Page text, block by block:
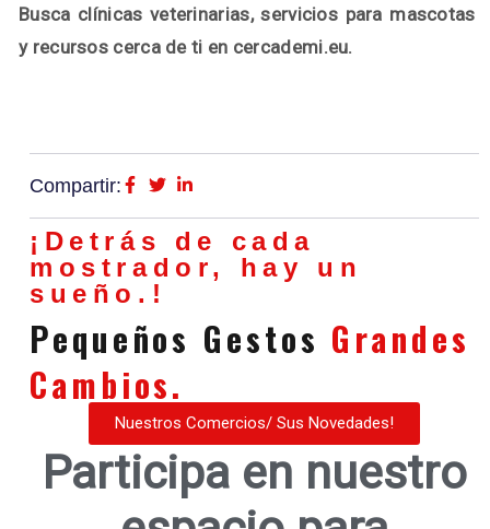
Busca clínicas veterinarias, servicios para mascotas
y recursos cerca de ti en cercademi.eu.
Compartir:
¡Detrás de cada
mostrador, hay un
sueño.!
Pequeños Gestos Grandes
Cambios.
Nuestros Comercios/ Sus Novedades!
Participa en nuestro